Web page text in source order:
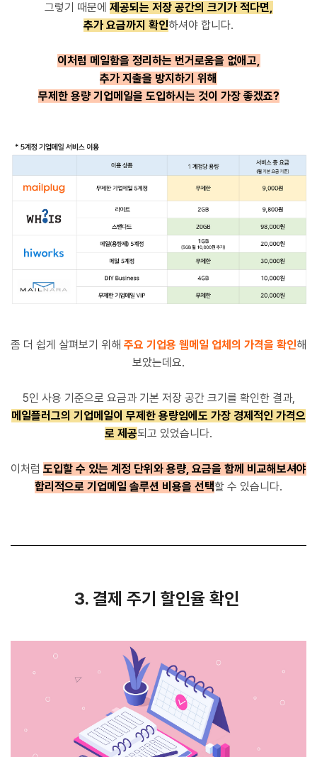
그렇기 때문에 제공되는 저장 공간의 크기가 적다면,
추가 요금까지 확인하셔야 합니다.
이처럼 메일함을 정리하는 번거로움을 없애고,
추가 지출을 방지하기 위해
무제한 용량 기업메일을 도입하시는 것이 가장 좋겠죠?
좀 더 쉽게 살펴보기 위해 주요 기업용 웹메일 업체의 가격을 확인해
보았는데요.
5인 사용 기준으로 요금과 기본 저장 공간 크기를 확인한 결과,
메일플러그의 기업메일이 무제한 용량임에도 가장 경제적인 가격으
로 제공되고 있었습니다.
이처럼 도입할 수 있는 계정 단위와 용량, 요금을 함께 비교해보셔야
합리적으로 기업메일 솔루션 비용을 선택할 수 있습니다.
3. 결제 주기 할인율 확인